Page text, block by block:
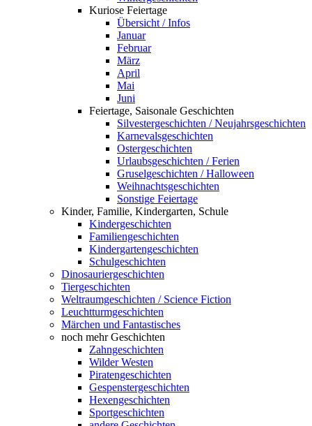
Kuriose Feiertage
Übersicht / Infos
Januar
Februar
März
April
Mai
Juni
Feiertage, Saisonale Geschichten
Silvestergeschichten / Neujahrsgeschichten
Karnevalsgeschichten
Ostergeschichten
Urlaubsgeschichten / Ferien
Gruselgeschichten / Halloween
Weihnachtsgeschichten
Sonstige Feiertage
Kinder, Familie, Kindergarten, Schule
Kindergeschichten
Familiengeschichten
Kindergartengeschichten
Schulgeschichten
Dinosauriergeschichten
Tiergeschichten
Weltraumgeschichten / Science Fiction
Leuchtturmgeschichten
Märchen und Fantastisches
noch mehr Geschichten
Zahngeschichten
Wilder Westen
Piratengeschichten
Gespenstergeschichten
Hexengeschichten
Sportgeschichten